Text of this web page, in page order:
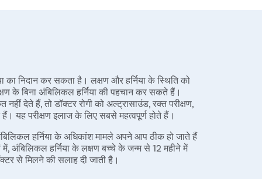
का निदान कर सकता है। लक्षण और हर्निया के स्थिति को
के बिना अंबिलिकल हर्निया की पहचान कर सकते हैं।
देते हैं, तो डॉक्टर रोगी को अल्ट्रासाउंड, रक्त परीक्षण,
यह परीक्षण इलाज के लिए सबसे महत्वपूर्ण होते हैं।
हर्निया के अधिकांश मामले अपने आप ठीक हो जाते हैं
अंबिलिकल हर्निया के लक्षण बच्चे के जन्म से 12 महीने में
से मिलने की सलाह दी जाती है।